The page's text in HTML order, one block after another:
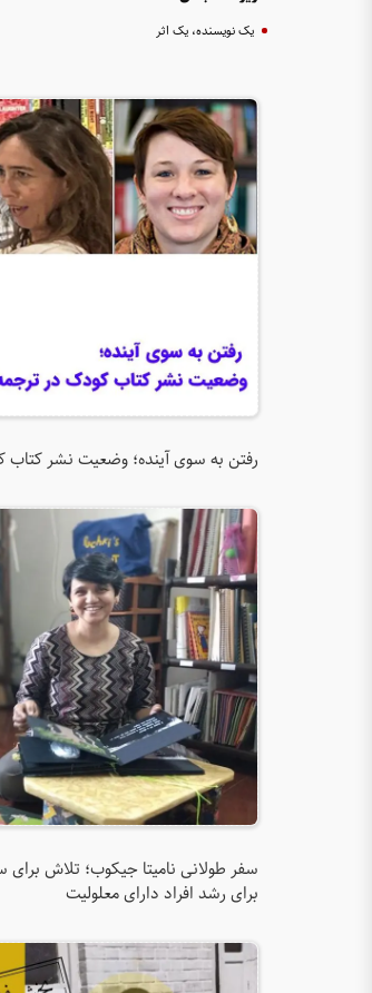
یک نویسنده، یک اثر
رفتن به سوی آینده؛ وضعیت نشر
سفر طولانی نامیتا جیکوب؛ تلاش برای
برای رشد افراد دارای معلولیت